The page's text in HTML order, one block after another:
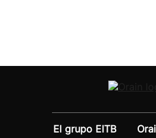
El grupo EITB